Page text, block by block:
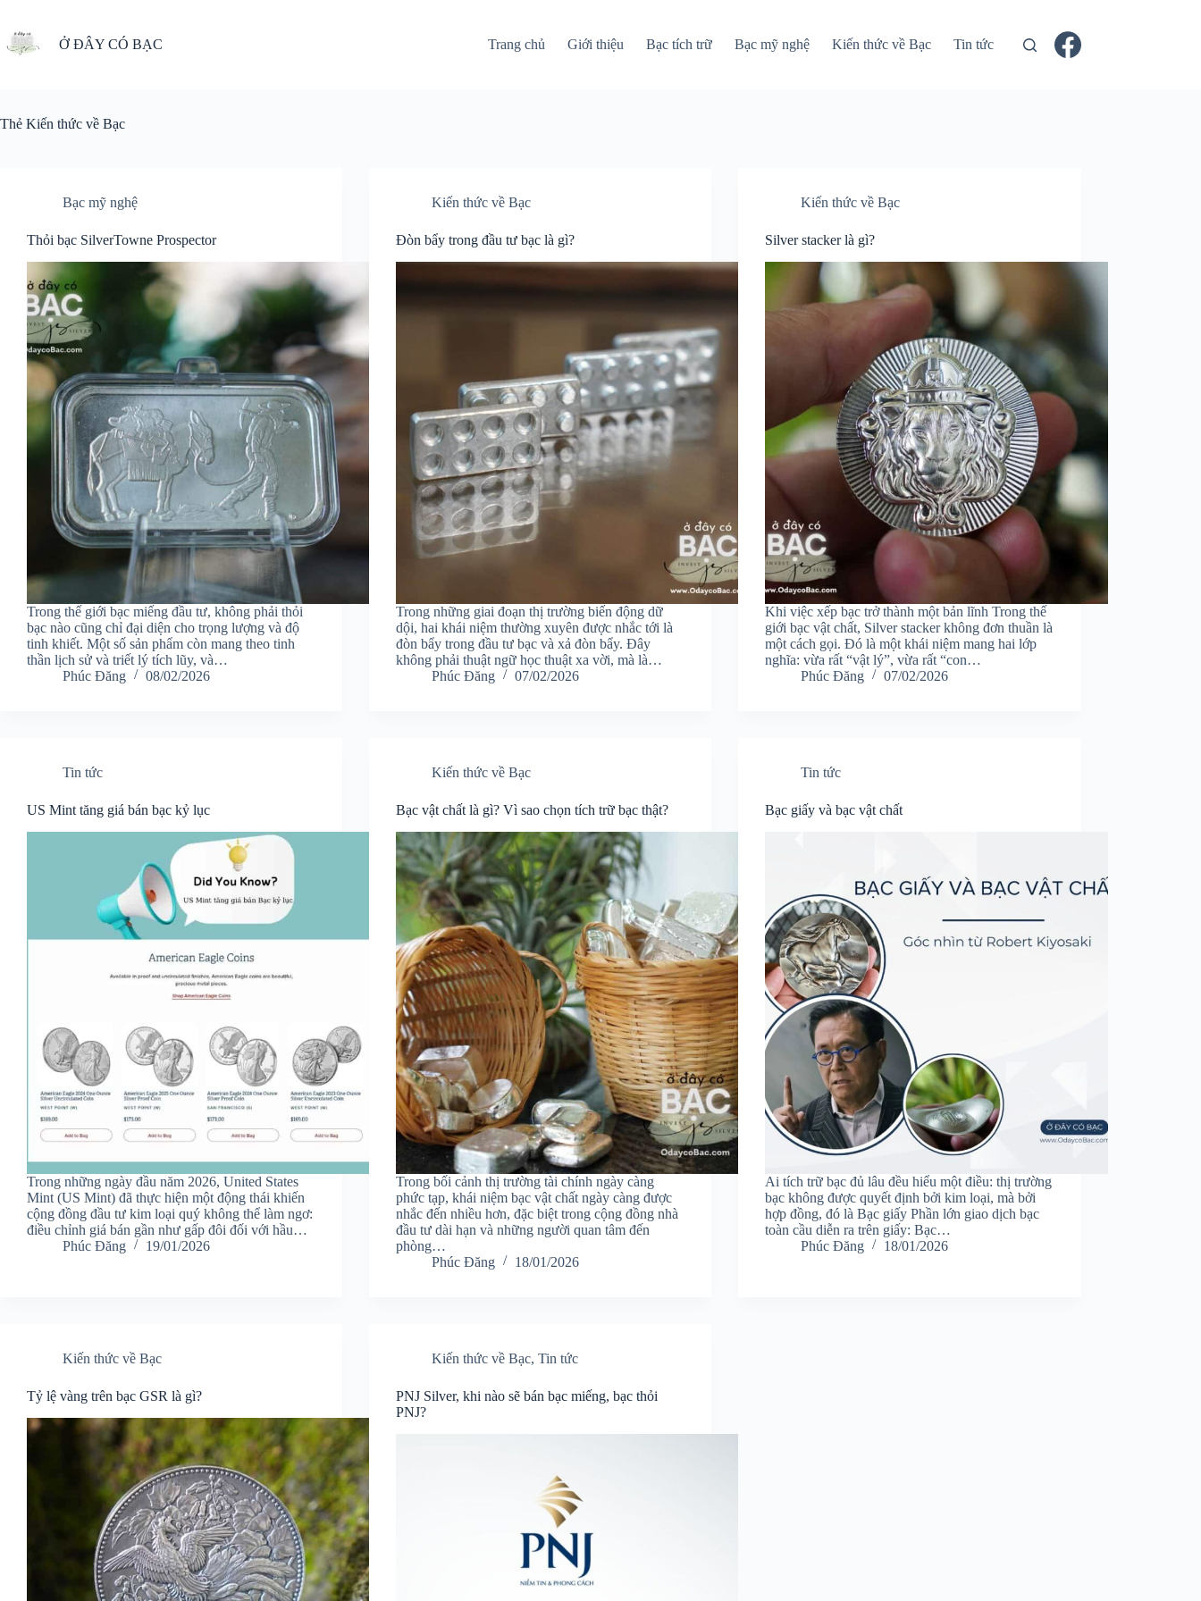
phần
nội
Ở ĐÂY CÓ BẠC Trang chủ Giới thiệu Bạc tích trữ Bạc mỹ nghệ Kiến thức về Bạc Tin tức
Thẻ Kiến thức về Bạc
Bạc mỹ nghệ
Thỏi bạc SilverTowne Prospector
Trong thế giới bạc miếng đầu tư, không phải thỏi
bạc nào cũng chỉ đại diện cho trọng lượng và độ
tinh khiết. Một số sản phẩm còn mang theo tinh
thần lịch sử và triết lý tích lũy, và…
Phúc Đăng
08/02/2026
Kiến thức về Bạc
Đòn bẩy trong đầu tư bạc là gì?
Trong những giai đoạn thị trường biến động dữ
dội, hai khái niệm thường xuyên được nhắc tới là
đòn bẩy trong đầu tư bạc và xả đòn bẩy. Đây
không phải thuật ngữ học thuật xa vời, mà là…
Phúc Đăng
07/02/2026
Kiến thức về Bạc
Silver stacker là gì?
Khi việc xếp bạc trở thành một bản lĩnh Trong thế
giới bạc vật chất, Silver stacker không đơn thuần là
một cách gọi. Đó là một khái niệm mang hai lớp
nghĩa: vừa rất “vật lý”, vừa rất “con…
Phúc Đăng
07/02/2026
Tin tức
US Mint tăng giá bán bạc kỷ lục
Trong những ngày đầu năm 2026, United States
Mint (US Mint) đã thực hiện một động thái khiến
cộng đồng đầu tư kim loại quý không thể làm ngơ:
điều chỉnh giá bán gần như gấp đôi đối với hầu…
Phúc Đăng
19/01/2026
Kiến thức về Bạc
Bạc vật chất là gì? Vì sao chọn tích trữ bạc thật?
Trong bối cảnh thị trường tài chính ngày càng
phức tạp, khái niệm bạc vật chất ngày càng được
nhắc đến nhiều hơn, đặc biệt trong cộng đồng nhà
đầu tư dài hạn và những người quan tâm đến
phòng…
Phúc Đăng
18/01/2026
Tin tức
Bạc giấy và bạc vật chất
Ai tích trữ bạc đủ lâu đều hiểu một điều: thị trường
bạc không được quyết định bởi kim loại, mà bởi
hợp đồng, đó là Bạc giấy Phần lớn giao dịch bạc
toàn cầu diễn ra trên giấy: Bạc…
Phúc Đăng
18/01/2026
Kiến thức về Bạc
Tỷ lệ vàng trên bạc GSR là gì?
Kiến thức về Bạc,Tin tức
PNJ Silver, khi nào sẽ bán bạc miếng, bạc thỏi
PNJ?